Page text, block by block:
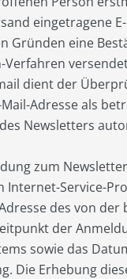
eingetragene
Gründen eine
Verfahren
dient der
Adresse als
Newsletters
zum
Internet-Service-
des von
der
sowie das
Die Erhebung